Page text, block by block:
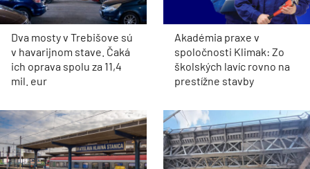
Dva mosty v Trebišove sú
v havarijnom stave. Čaká
ich oprava spolu za 11,4
mil. eur
Akadémia praxe v
spoločnosti Klimak: Zo
školských lavíc rovno na
prestížne stavby